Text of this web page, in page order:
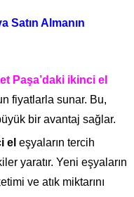
Satın Almanın
Paşa’daki ikinci el
fiyatlarla sunar. Bu,
bir avantaj sağlar.
el eşyaların tercih
yaratır. Yeni eşyaların
ve atık miktarını